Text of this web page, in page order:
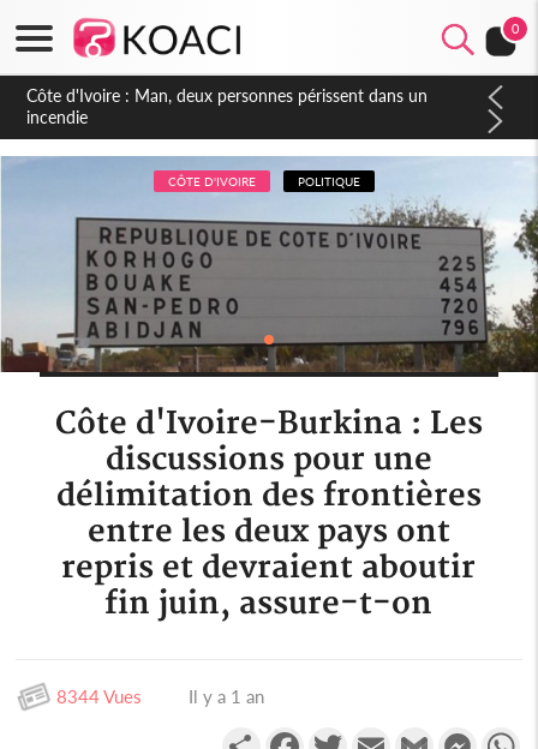
0
Côte d'Ivoire : Séileu, la célébration de la fête nationale
transformée en vaste campagne contre les produits
dépigmentants dangereux
CÔTE D'IVOIRE POLITIQUE
Côte d'Ivoire-Burkina : Les
discussions pour une
délimitation des frontières
entre les deux pays ont
repris et devraient aboutir
fin juin, assure-t-on
8344 Vues Il y a 1 an
PartagerFacebookTwitterEmail Gmail